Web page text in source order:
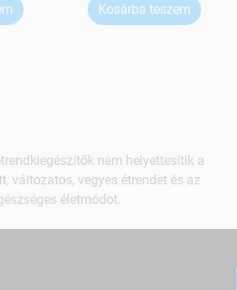
Kosárba teszem
nem helyettesítik a
változatos, vegyes étrendet és az
életmódot.